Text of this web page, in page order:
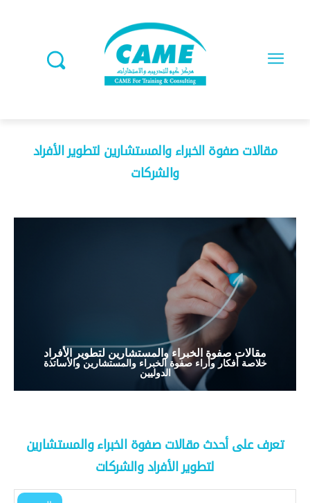
مقالات صفوة الخبراء والمستشارين لتطوير الأفراد
والشركات
مقالات صفوة الخبراء والمستشارين لتطوير الأفراد
خلاصة أفكار وأراء صفوة الخبراء والمستشارين والأساتذة
الدوليين
تعرف على أحدث مقالات صفوة الخبراء والمستشارين
لتطوير الأفراد والشركات